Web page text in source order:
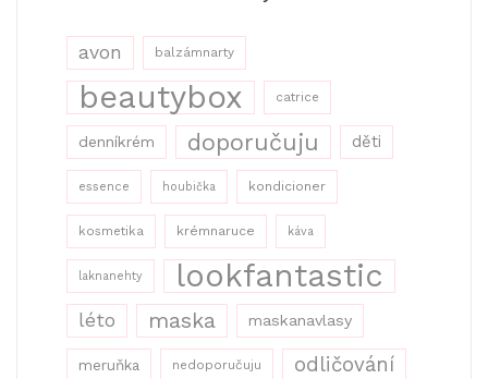
avon balzámnarty
beautybox catrice
denníkrém doporučuju děti
essence houbička kondicioner
kosmetika krémnaruce káva
laknanehty lookfantastic
léto maska maskanavlasy
meruňka nedoporučuju odličování